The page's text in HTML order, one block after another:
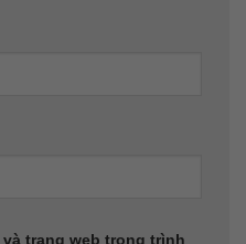
trang web trong trình